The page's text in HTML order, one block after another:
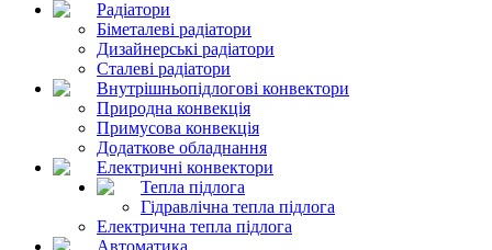
Радіатори
Біметалеві радіатори
Дизайнерські радіатори
Сталеві радіатори
Внутрішньопідлогові конвектори
Природна конвекція
Примусова конвекція
Додаткове обладнання
Електричні конвектори
Тепла підлога
Гідравлічна тепла підлога
Електрична тепла підлога
Автоматика